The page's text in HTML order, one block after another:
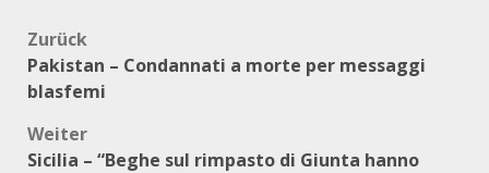
Beitragsnavigation
Zurück
Pakistan – Condannati a morte per messaggi
blasfemi
Weiter
Sicilia – “Beghe sul rimpasto di Giunta hanno